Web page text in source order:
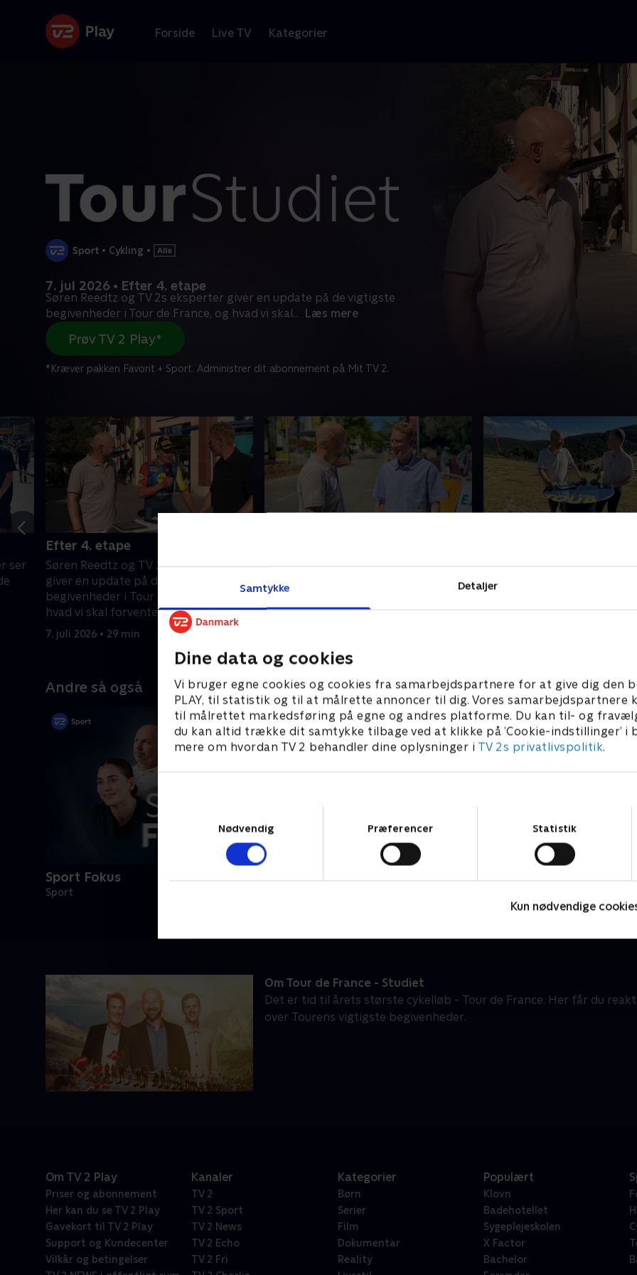
Samtykke Detaljer
Dine data og cookies
Vi bruger egne cookies og cookies fra samarbejdspartnere for at give dig den
PLAY, til statistik og til at målrette annoncer til dig. Vores samarbejdspartnere
til målrettet markedsføring på egne og andres platforme. Du kan til- og
du kan altid trække dit samtykke tilbage ved at klikke på ’Cookie-indstillinger’ i
mere om hvordan TV 2 behandler dine oplysninger i TV 2s privatlivspolitik.
Nødvendig
Præferencer Statistik
Kun nødvendige
Forside Live TV Kategorier
• Cykling •
7. jul 2026 • Efter 4. etape
Søren Reedtz og TV 2s eksperter giver en update på de vigtigste
begivenheder i Tour de France, og hvad vi skal... Læs mere
Prøv TV 2 Play*
*Kræver pakken Favorit + Sport. Administrer dit abonnement på Mit TV 2.
ser
Efter 4. etape
Søren Reedtz og TV 2s eksperter
giver en update på de vigtigste
begivenheder i Tour de France, og
hvad vi skal forvente os af de
kommende dage.
7. juli 2026 • 29 min
Søren Reedtz og TV 2s eksperter ser
frem mod dagens etape i Tour de
France.
giver en update på de
Andre så også
Sport Fokus
Sport
Om Tour de France - Studiet
Det er tid til årets største cykelløb - Tour de France. Her får du
over Tourens vigtigste begivenheder.
Om TV 2 Play
Priser og abonnement
Her kan du se TV 2 Play
Gavekort til TV 2 Play
Support og Kundecenter
Vilkår og betingelser
Kanaler
TV 2
TV 2 Sport
TV 2 News
TV 2 Echo
TV 2 Fri
Kategorier
Børn
Serier
Film
Dokumentar
Reality
Populært
Klovn
Badehotellet
Sygeplejeskolen
X Factor
Bachelor